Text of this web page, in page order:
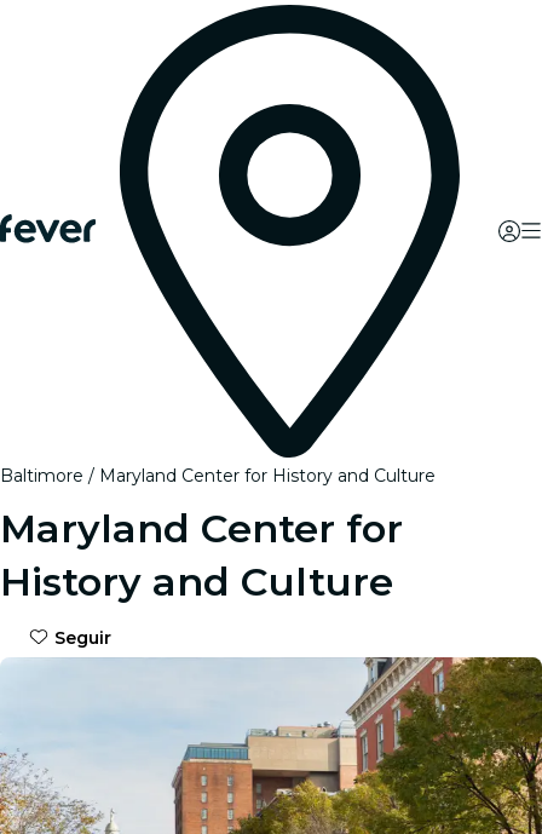
Baltimore Maryland Center for History and Culture
Maryland Center for
History and Culture
Seguir